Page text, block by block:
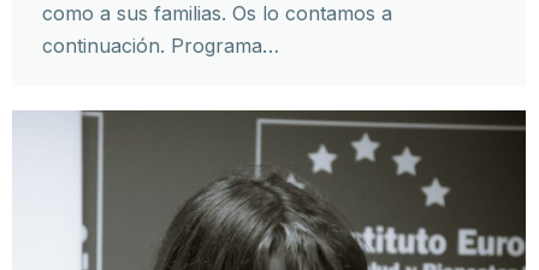
como a sus familias. Os lo contamos a
continuación. Programa…